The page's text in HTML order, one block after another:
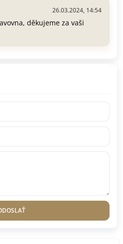
26.03.2024, 14:54
děkujeme za vaši